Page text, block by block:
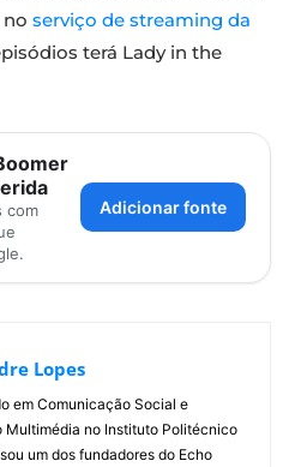
serviço de streaming da
terá Lady in the
com
Adicionar fonte
Lopes
em Comunicação Social e
Multimédia no Instituto Politécnico
um dos fundadores do Echo